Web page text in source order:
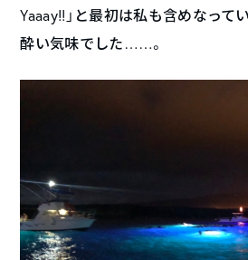
Yaaay!!」と最初は私も含めなって
酔い気味でした……。